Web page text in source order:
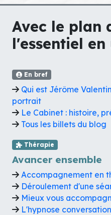
Avec le plan
l'essentiel
En bref
Qui est Jérôme
portrait
Le Cabinet : histoire,
Tous les billets du blog
Thérapie
Avancer ensemble
Accompagnement en
Déroulement d'une
Mieux vous
L'hypnose